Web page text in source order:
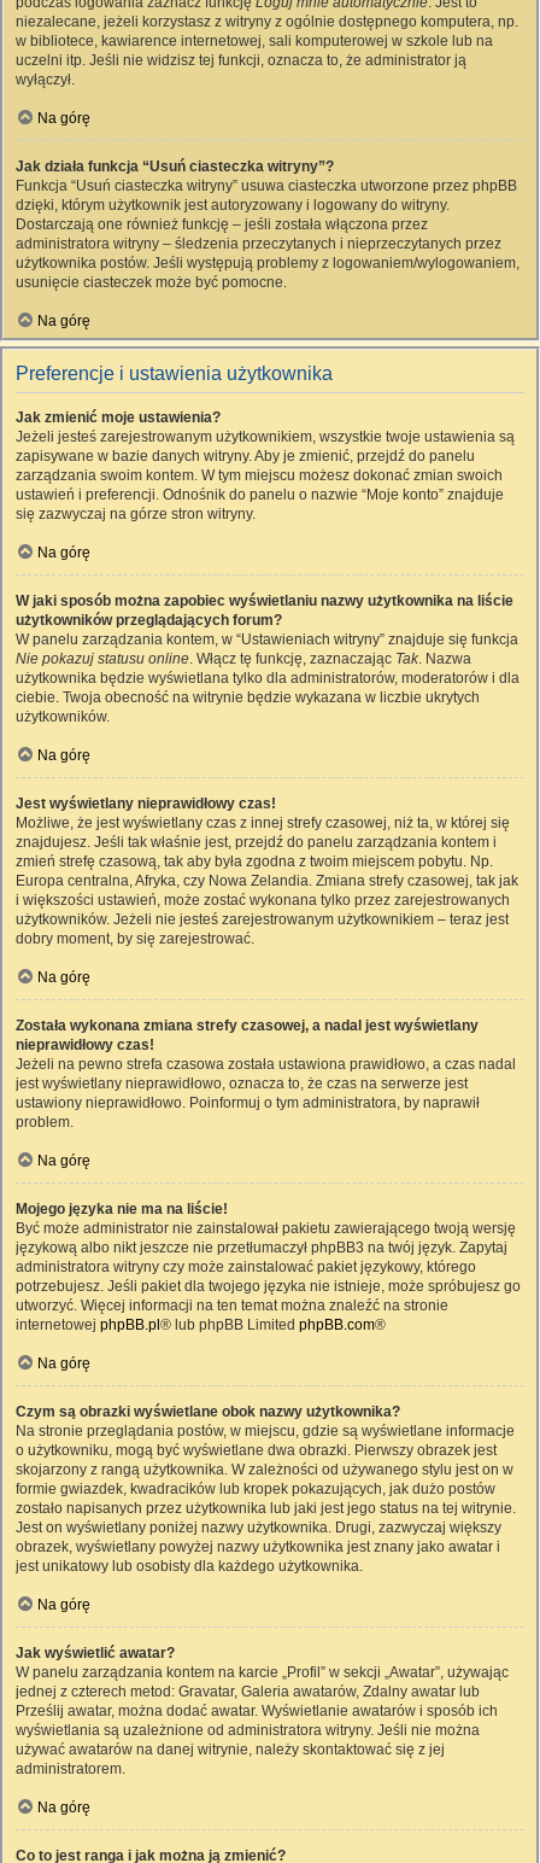
niezalecane, jeżeli korzystasz z witryny z ogólnie dostępnego komputera, np.
w bibliotece, kawiarence internetowej, sali komputerowej w szkole lub na
uczelni itp. Jeśli nie widzisz tej funkcji, oznacza to, że administrator ją
wyłączył.
Na górę
Jak działa funkcja “Usuń ciasteczka witryny”?
Funkcja “Usuń ciasteczka witryny” usuwa ciasteczka utworzone przez phpBB
dzięki, którym użytkownik jest autoryzowany i logowany do witryny.
Dostarczają one również funkcję – jeśli została włączona przez
administratora witryny – śledzenia przeczytanych i nieprzeczytanych przez
użytkownika postów. Jeśli występują problemy z logowaniem/wylogowaniem,
usunięcie ciasteczek może być pomocne.
Na górę
Preferencje i ustawienia użytkownika
Jak zmienić moje ustawienia?
Jeżeli jesteś zarejestrowanym użytkownikiem, wszystkie twoje ustawienia są
zapisywane w bazie danych witryny. Aby je zmienić, przejdź do panelu
zarządzania swoim kontem. W tym miejscu możesz dokonać zmian swoich
ustawień i preferencji. Odnośnik do panelu o nazwie “Moje konto” znajduje
się zazwyczaj na górze stron witryny.
Na górę
W jaki sposób można zapobiec wyświetlaniu nazwy użytkownika na liście
użytkowników przeglądających forum?
W panelu zarządzania kontem, w “Ustawieniach witryny” znajduje się funkcja
Nie pokazuj statusu online. Włącz tę funkcję, zaznaczając Tak. Nazwa
użytkownika będzie wyświetlana tylko dla administratorów, moderatorów i dla
ciebie. Twoja obecność na witrynie będzie wykazana w liczbie ukrytych
użytkowników.
Na górę
Jest wyświetlany nieprawidłowy czas!
Możliwe, że jest wyświetlany czas z innej strefy czasowej, niż ta, w której się
znajdujesz. Jeśli tak właśnie jest, przejdź do panelu zarządzania kontem i
zmień strefę czasową, tak aby była zgodna z twoim miejscem pobytu. Np.
Europa centralna, Afryka, czy Nowa Zelandia. Zmiana strefy czasowej, tak jak
i większości ustawień, może zostać wykonana tylko przez zarejestrowanych
użytkowników. Jeżeli nie jesteś zarejestrowanym użytkownikiem – teraz jest
dobry moment, by się zarejestrować.
Na górę
Została wykonana zmiana strefy czasowej, a nadal jest wyświetlany
nieprawidłowy czas!
Jeżeli na pewno strefa czasowa została ustawiona prawidłowo, a czas nadal
jest wyświetlany nieprawidłowo, oznacza to, że czas na serwerze jest
ustawiony nieprawidłowo. Poinformuj o tym administratora, by naprawił
problem.
Na górę
Mojego języka nie ma na liście!
Być może administrator nie zainstalował pakietu zawierającego twoją wersję
językową albo nikt jeszcze nie przetłumaczył phpBB3 na twój język. Zapytaj
administratora witryny czy może zainstalować pakiet językowy, którego
potrzebujesz. Jeśli pakiet dla twojego języka nie istnieje, może spróbujesz go
utworzyć. Więcej informacji na ten temat można znaleźć na stronie
internetowej phpBB.pl ® lub phpBB Limited phpBB.com®
Na górę
Czym są obrazki wyświetlane obok nazwy użytkownika?
Na stronie przeglądania postów, w miejscu, gdzie są wyświetlane informacje
o użytkowniku, mogą być wyświetlane dwa obrazki. Pierwszy obrazek jest
skojarzony z rangą użytkownika. W zależności od używanego stylu jest on w
formie gwiazdek, kwadracików lub kropek pokazujących, jak dużo postów
zostało napisanych przez użytkownika lub jaki jest jego status na tej witrynie.
Jest on wyświetlany poniżej nazwy użytkownika. Drugi, zazwyczaj większy
obrazek, wyświetlany powyżej nazwy użytkownika jest znany jako awatar i
jest unikatowy lub osobisty dla każdego użytkownika.
Na górę
Jak wyświetlić awatar?
W panelu zarządzania kontem na karcie „Profil” w sekcji „Awatar”, używając
jednej z czterech metod: Gravatar, Galeria awatarów, Zdalny awatar lub
Prześlij awatar, można dodać awatar. Wyświetlanie awatarów i sposób ich
wyświetlania są uzależnione od administratora witryny. Jeśli nie można
używać awatarów na danej witrynie, należy skontaktować się z jej
administratorem.
Na górę
Co to jest ranga i jak można ją zmienić?